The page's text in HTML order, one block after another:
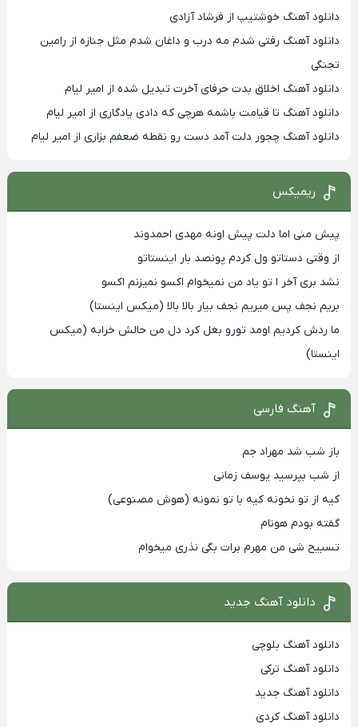
دانلود آهنگ خوشتیپ از فرشاد آزادی
دانلود آهنگ رفتی شدم مه درب و داغان شدم مثل جنازه از رامین
تجنگی
دانلود آهنگ اخلاق بدت حرفای آخرت تبدیل شده از امیر لیام
دانلود آهنگ تا قیامت باشمه هرچی که دادی یادگاری از امیر لیام
دانلود آهنگ چجور دلت آمد دست رو نقطه ضعفم بزاری از امیر لیام
ریمیکس
پیش منی اما دلت پیش اونه مهدی احمدوند
از وقتی دستاتو ول کردم پونصد بار اینستاتو
نشد بری آخر ا تو یاد من نمیخوام اکسو نمیزنم اکسو
بریم نجف پس میریم نجف بیار بالا بالا (میکس اینستا)
ما ردش کردیم اومد تورو بغل کرد دل من حالش خرابه (میکس
اینستا)
آهنگ فارسی
باز شب شد مهراد جم
از شب بپرسید یوسف زمانی
کیه از تو نخونه کیه با تو نمونه (هوش مصنوعی)
گفته بودم هونام
تسبیح شی من مهرم برات بگی نذری میخوام
دانلود آهنگ جدید
دانلود آهنگ بلوچی
دانلود آهنگ ترکی
دانلود آهنگ جدید
دانلود آهنگ کردی